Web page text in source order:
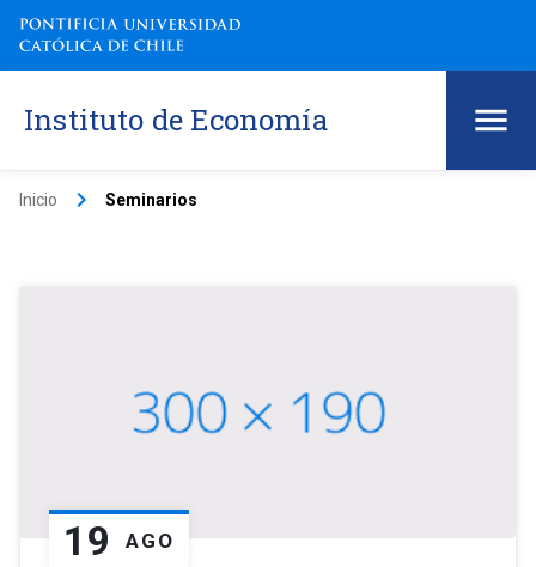
Instituto de Economía
Inicio keyboard_arrow_right Seminarios
19 AGO